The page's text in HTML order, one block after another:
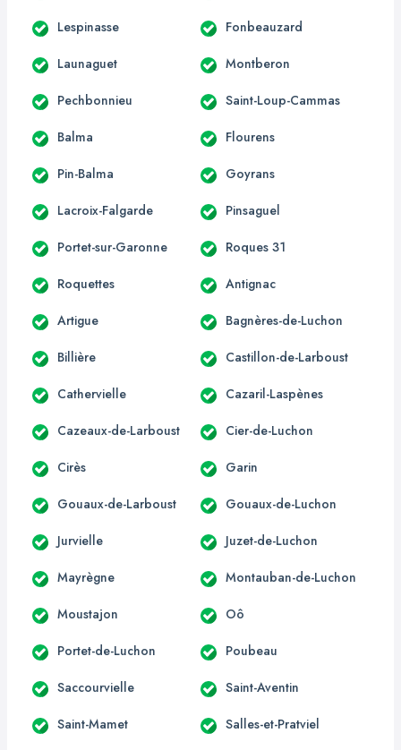
Lespinasse Fonbeauzard
Launaguet Montberon
Pechbonnieu Saint-Loup-Cammas
Balma Flourens
Pin-Balma Goyrans
Lacroix-Falgarde Pinsaguel
Portet-sur-Garonne Roques 31
Roquettes Antignac
Artigue Bagnères-de-Luchon
Billière Castillon-de-Larboust
Cathervielle Cazaril-Laspènes
Cazeaux-de-Larboust Cier-de-Luchon
Cirès Garin
Gouaux-de-Larboust Gouaux-de-Luchon
Jurvielle Juzet-de-Luchon
Mayrègne Montauban-de-Luchon
Moustajon Oô
Portet-de-Luchon Poubeau
Saccourvielle Saint-Aventin
Saint-Mamet Salles-et-Pratviel